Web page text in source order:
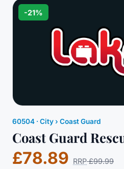
-21%
60504 ·City› Coast Guard
Coast Guard
£78.89 RRP £99.99